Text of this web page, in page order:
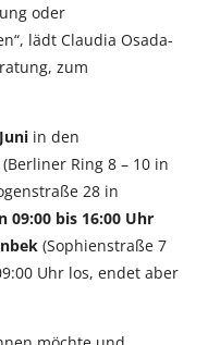
oder
lädt Claudia Osada-
zum
in den
Ring 8 – 10 in
28 in
09:00 bis 16:00 Uhr
(Sophienstraße 7
Uhr los, endet aber